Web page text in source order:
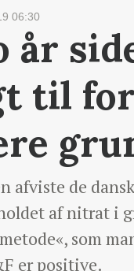
06:30
år
til
afviste de
af nitrat i
som
er positive.